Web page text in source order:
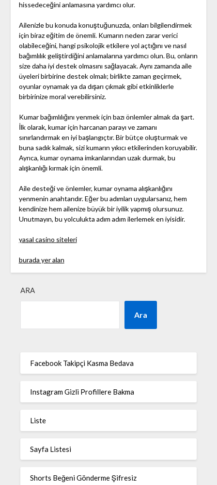
hissedeceğini anlamasına yardımcı olur.
Ailenizle bu konuda konuştuğunuzda, onları bilgilendirmek
için biraz eğitim de önemli. Kumarın neden zarar verici
olabileceğini, hangi psikolojik etkilere yol açtığını ve nasıl
bağımlılık geliştirdiğini anlamalarına yardımcı olun. Bu, onların
size daha iyi destek olmasını sağlayacak. Aynı zamanda aile
üyeleri birbirine destek olmalı; birlikte zaman geçirmek,
oyunlar oynamak ya da dışarı çıkmak gibi etkinliklerle
birbirinize moral verebilirsiniz.
Kumar bağımlılığını yenmek için bazı önlemler almak da şart.
İlk olarak, kumar için harcanan parayı ve zamanı
sınırlandırmak en iyi başlangıçtır. Bir bütçe oluşturmak ve
buna sadık kalmak, sizi kumarın yıkıcı etkilerinden koruyabilir.
Ayrıca, kumar oynama imkanlarından uzak durmak, bu
alışkanlığı kırmak için önemli.
Aile desteği ve önlemler, kumar oynama alışkanlığını
yenmenin anahtarıdır. Eğer bu adımları uygularsanız, hem
kendinize hem ailenize büyük bir iyilik yapmış olursunuz.
Unutmayın, bu yolculukta adım adım ilerlemek en iyisidir.
yasal casino siteleri
burada yer alan
ARA
Ara
Facebook Takipçi Kasma Bedava
Instagram Gizli Profillere Bakma
Liste
Sayfa Listesi
Shorts Beğeni Gönderme Şifresiz